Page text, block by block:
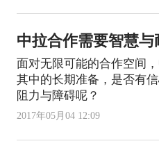
中拉合作需要智慧与
面对无限可能的合作空间
其中的长期准备，是否有
阻力与障碍呢？
2017年05月04 12:09